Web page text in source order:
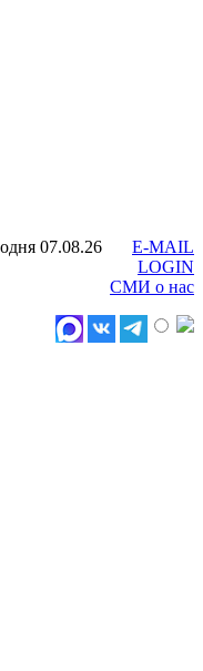
07.08.26
E-MAIL
LOGIN
СМИ о нас